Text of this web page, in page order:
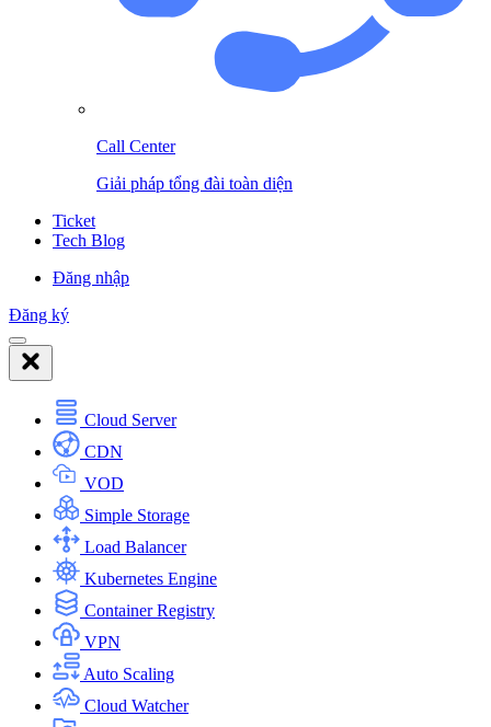
Call Center
Giải pháp tổng đài toàn diện
Ticket
Tech Blog
Đăng nhập
Đăng ký
Cloud Server
CDN
VOD
Simple Storage
Load Balancer
Kubernetes Engine
Container Registry
VPN
Auto Scaling
Cloud Watcher